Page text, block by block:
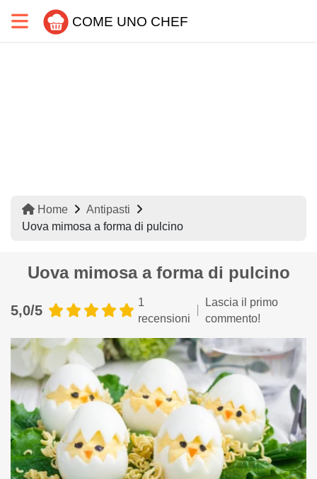
COME UNO CHEF
Home
Antipasti
Uova mimosa a forma di pulcino
Uova mimosa a forma di pulcino
5,0/5
1
recensioni
Lascia il primo
commento!